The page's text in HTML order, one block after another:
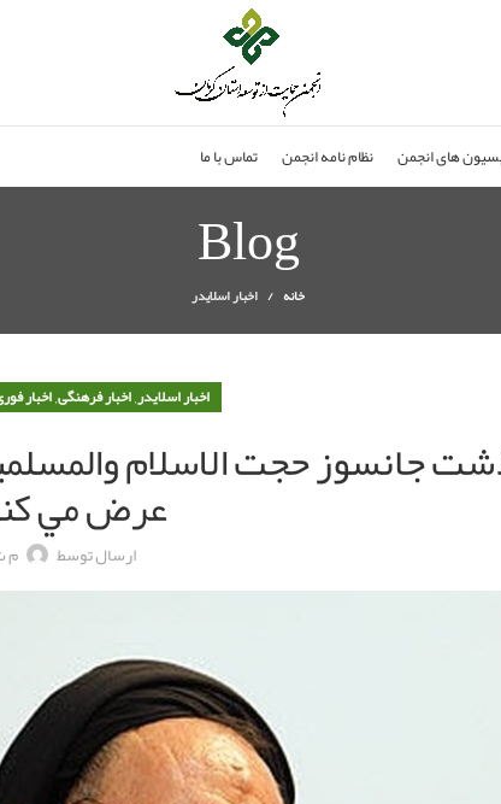
های انجمن نظام نامه انجمن تماس با ما
Blog
خانه اخبار اسلایدر
اخبار اسلایدر,اخبار فرهنگی,اخبار
جانسوز حجت الاسلام
عرض مي
ارسال توسط م